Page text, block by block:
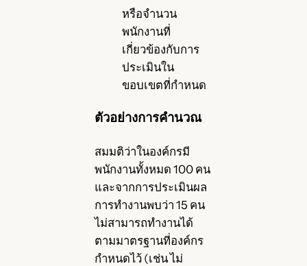
หรือจำนวน
พนักงานที่
เกี่ยวข้องกับการ
ประเมินใน
ขอบเขตที่กำหนด
ตัวอย่างการคำนวณ
สมมติว่าในองค์กรมี
พนักงานทั้งหมด 100 คน
และจากการประเมินผล
การทำงานพบว่า 15 คน
ไม่สามารถทำงานได้
ตามมาตรฐานที่องค์กร
กำหนดไว้ (เช่น ไม่